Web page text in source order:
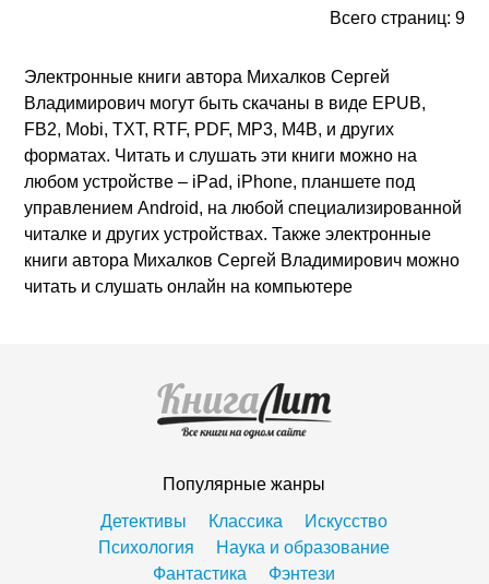
Всего страниц: 9
Электронные книги автора Михалков Сергей
Владимирович могут быть скачаны в виде EPUB,
FB2, Mobi, TXT, RTF, PDF, MP3, M4B, и других
форматах. Читать и слушать эти книги можно на
любом устройстве – iPad, iPhone, планшете под
управлением Android, на любой специализированной
читалке и других устройствах. Также электронные
книги автора Михалков Сергей Владимирович можно
читать и слушать онлайн на компьютере
Популярные жанры
Детективы
Классика
Искусство
Психология
Наука и образование
Фантастика
Фэнтези